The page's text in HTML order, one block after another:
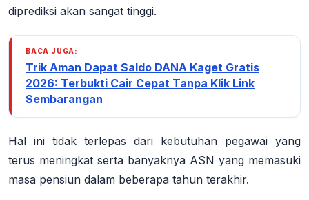
diprediksi akan sangat tinggi.
BACA JUGA:
Trik Aman Dapat Saldo DANA Kaget Gratis
2026: Terbukti Cair Cepat Tanpa Klik Link
Sembarangan
Hal ini tidak terlepas dari kebutuhan pegawai yang
terus meningkat serta banyaknya ASN yang memasuki
masa pensiun dalam beberapa tahun terakhir.